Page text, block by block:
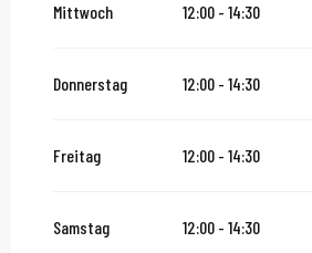
Mittwoch 12:00 - 14:30
Donnerstag 12:00 - 14:30
Freitag 12:00 - 14:30
Samstag 12:00 - 14:30